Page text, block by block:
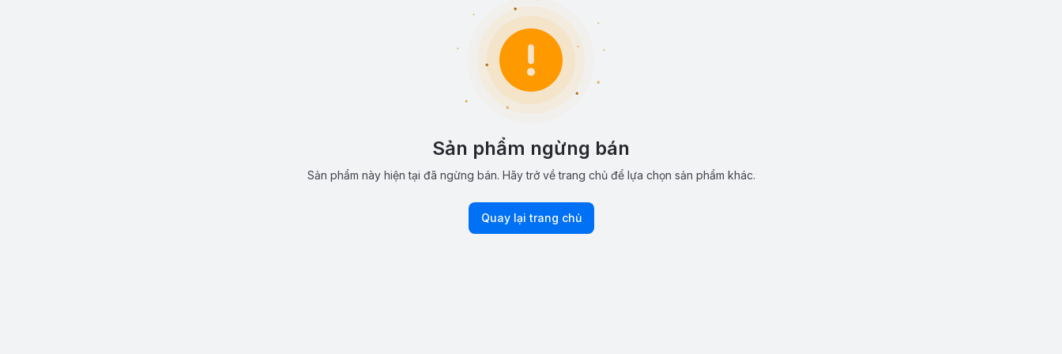
Sản phẩm ngừng bán
Sản phẩm này hiện tại đã ngừng bán. Hãy trở về trang chủ để lựa chọn sản phẩm khác.
Quay lại trang chủ